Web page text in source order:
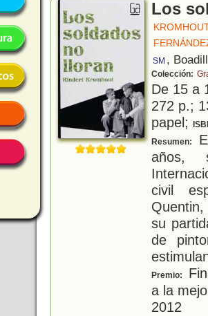
Los
SM ,
Colección:
De 15 a
272 p.;
papel;
Resumen:
años,
civil
su
de
Premio:
a la
2012